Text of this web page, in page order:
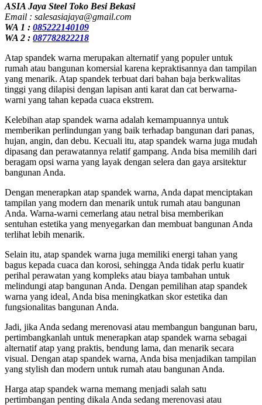
ASIA Jaya Steel Toko Besi Bekasi
Email : salesasiajaya@gmail.com
WA 1 : 085222140109
WA 2 : 087782822218
Atap spandek warna merupakan alternatif yang populer untuk
rumah atau bangunan komersial karena kepraktisannya dan tampilan
yang menarik. Atap spandek terbuat dari bahan baja berkwalitas
tinggi yang dilapisi dengan lapisan anti karat dan cat berwarna-
warni yang tahan kepada cuaca ekstrem.
Kelebihan atap spandek warna adalah kemampuannya untuk
memberikan perlindungan yang baik terhadap bangunan dari panas,
hujan, angin, dan debu. Kecuali itu, atap spandek warna juga mudah
dipasang dan perawatannya relatif gampang. Anda bisa memilih dari
beragam opsi warna yang layak dengan selera dan gaya arsitektur
bangunan Anda.
Dengan menerapkan atap spandek warna, Anda dapat menciptakan
tampilan yang modern dan menarik untuk rumah atau bangunan
Anda. Warna-warni cemerlang atau netral bisa memberikan
sentuhan estetika yang menyegarkan dan membuat bangunan Anda
terlihat lebih menarik.
Selain itu, atap spandek warna juga memiliki energi tahan yang
bagus kepada cuaca dan korosi, sehingga Anda tidak perlu kuatir
perihal perawatan yang kompleks atau biaya tambahan untuk
melindungi atap bangunan Anda. Dengan pemilihan atap spandek
warna yang ideal, Anda bisa meningkatkan skor estetika dan
fungsionalitas bangunan Anda.
Jadi, jika Anda sedang merenovasi atau membangun bangunan baru,
pertimbangkanlah untuk menerapkan atap spandek warna sebagai
alternatif atap yang praktis, bendung lama, dan menarik secara
visual. Dengan atap spandek warna, Anda bisa menjadikan tampilan
yang stylish dan modern untuk rumah atau bangunan Anda.
Harga atap spandek warna memang menjadi salah satu
pertimbangan penting dikala Anda sedang merenovasi atau